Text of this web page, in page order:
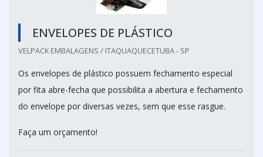
ENVELOPES DE PLÁSTICO
VELPACK EMBALAGENS / ITAQUAQUECETUBA - SP
Os envelopes de plástico possuem fechamento especial
por fita abre-fecha que possibilita a abertura e fechamento
do envelope por diversas vezes, sem que esse rasgue.
Faça um orçamento!